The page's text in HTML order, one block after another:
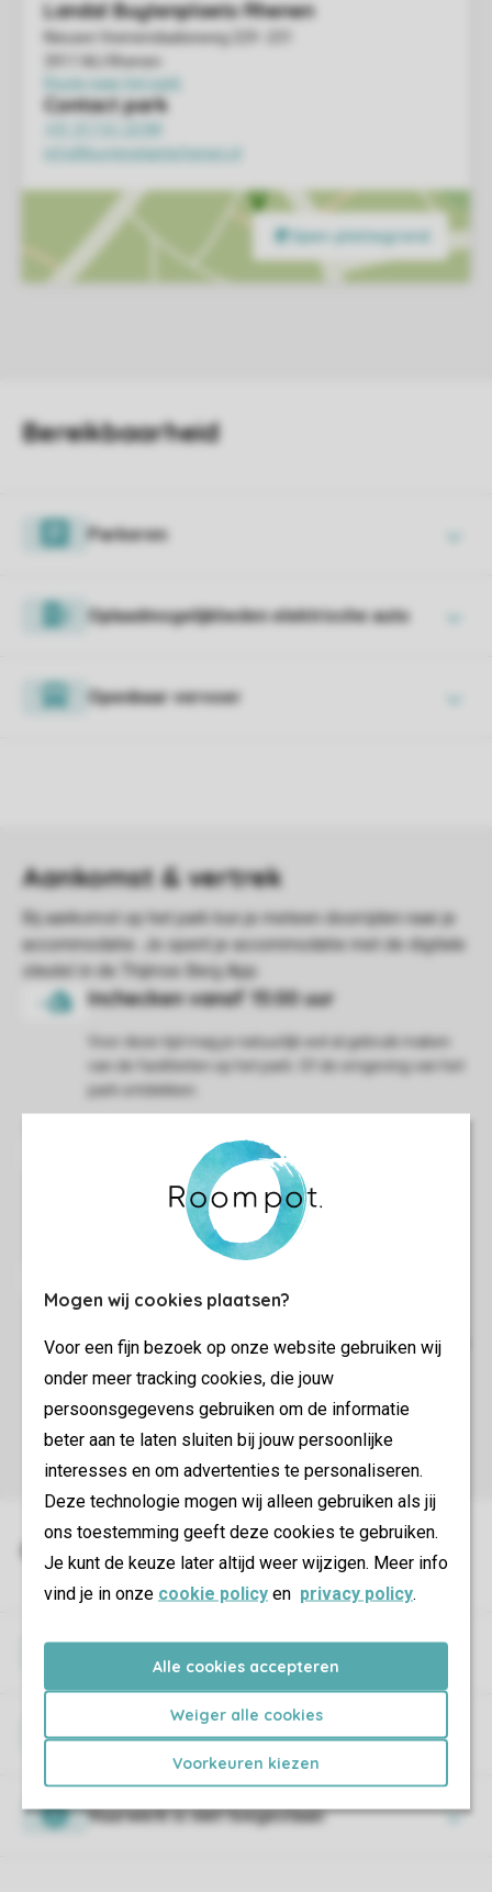
Mogen wij cookies plaatsen?
Voor een fijn bezoek op onze website gebruiken wij
onder meer tracking cookies, die jouw
persoonsgegevens gebruiken om de informatie
beter aan te laten sluiten bij jouw persoonlijke
interesses en om advertenties te personaliseren.
Deze technologie mogen wij alleen gebruiken als jij
ons toestemming geeft deze cookies te gebruiken.
Je kunt de keuze later altijd weer wijzigen. Meer info
vind je in onze cookie policy en privacy policy.
Alle cookies accepteren
Weiger alle cookies
Voorkeuren kiezen
Parkeren
Oplaadmogelijkheden elektrische auto
Openbaar vervoer
Voor deze tijd mag je natuurlijk wel al gebruik maken
van de faciliteiten op het park. Of de omgeving van het
park ontdekken.
De rest van de dag ben je natuurlijk wel van harte
welkom bij de faciliteiten op het park.
te laten, het afval weg te brengen, de vaatwasser uit te
Huisdieren
Vuurwerk is niet toegestaan